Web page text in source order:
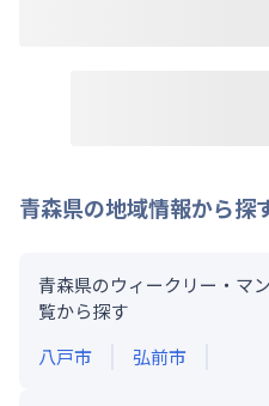
青森県の地域情報から探
青森県のウィークリー・マ
覧から探す
八戸市
弘前市